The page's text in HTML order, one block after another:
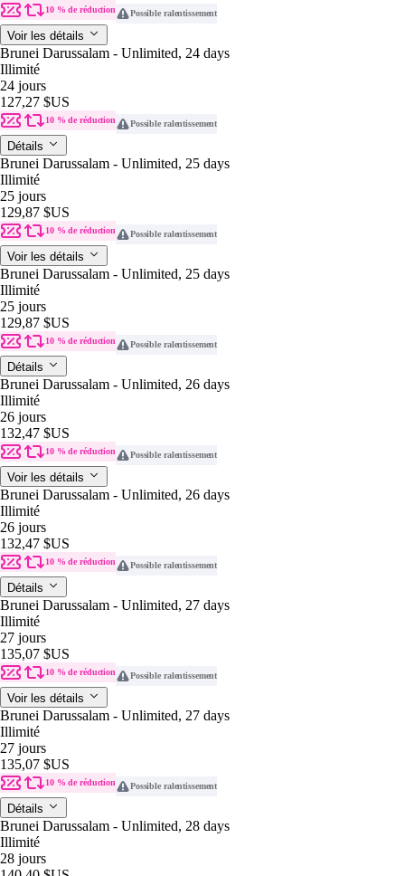
10 % de réduction Possible ralentissement
Voir les détails
Brunei Darussalam - Unlimited, 24 days
Illimité
24 jours
127,27 $US
10 % de réduction Possible ralentissement
Détails
Brunei Darussalam - Unlimited, 25 days
Illimité
25 jours
129,87 $US
10 % de réduction Possible ralentissement
Voir les détails
Brunei Darussalam - Unlimited, 25 days
Illimité
25 jours
129,87 $US
10 % de réduction Possible ralentissement
Détails
Brunei Darussalam - Unlimited, 26 days
Illimité
26 jours
132,47 $US
10 % de réduction Possible ralentissement
Voir les détails
Brunei Darussalam - Unlimited, 26 days
Illimité
26 jours
132,47 $US
10 % de réduction Possible ralentissement
Détails
Brunei Darussalam - Unlimited, 27 days
Illimité
27 jours
135,07 $US
10 % de réduction Possible ralentissement
Voir les détails
Brunei Darussalam - Unlimited, 27 days
Illimité
27 jours
135,07 $US
10 % de réduction Possible ralentissement
Détails
Brunei Darussalam - Unlimited, 28 days
Illimité
28 jours